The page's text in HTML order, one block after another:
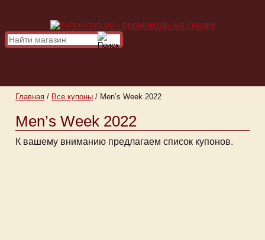
Главная / Все купоны / Men’s Week 2022
Men’s Week 2022
К вашему вниманию предлагаем список купонов.